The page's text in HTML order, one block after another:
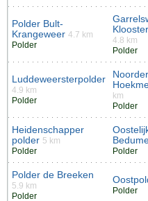
Polder Bult-
Krangeweer 4.7 km
Polder
4.8 km
Polder
Luddeweersterpolder
4.9 km
Polder
km
Polder
Heidenschapper
polder 5 km
Polder
Polder
Polder de Breeken
5.9 km
Polder
Polder